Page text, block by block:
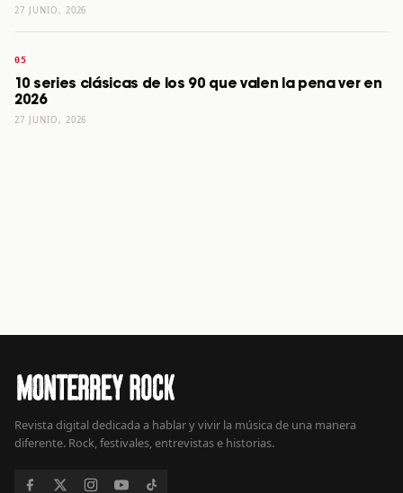
27 JUNIO, 2026
10 series clásicas de los 90 que valen la pena ver en
2026
27 JUNIO, 2026
Revista digital dedicada a hablar y vivir la música de una manera
diferente. Rock, festivales, entrevistas e historias.